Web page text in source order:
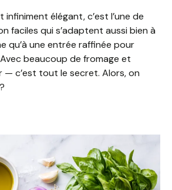
infiniment élégant, c’est l’une de
faciles qui s’adaptent aussi bien à
qu’à une entrée raffinée pour
beaucoup de fromage et
— c’est tout le secret. Alors, on